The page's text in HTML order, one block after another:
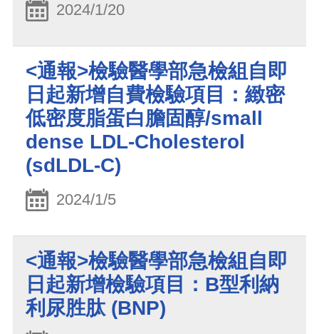
2024/1/20
<通報>檢驗醫學部急檢組自即
日起新增自費檢驗項目：緻密
低密度脂蛋白膽固醇/small
dense LDL-Cholesterol
(sdLDL-C)
2024/1/5
<通報>檢驗醫學部急檢組自即
日起新增檢驗項目：B型利納
利尿胜肽 (BNP)